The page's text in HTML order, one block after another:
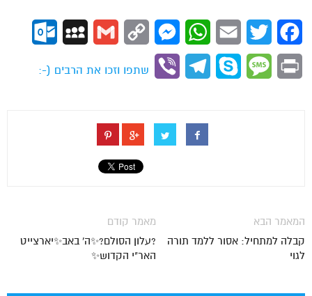
Facebook
Twitter
Email
WhatsApp
Messenger
Copy
Gmail
MySpace
Print
Message
Skype
Telegram
Viber
שתפו וזכו את הרבים (-:
מאמר קודם
?עלון הסולם?✨ה' באב✨יארצייט
האר"י הקדוש✨
המאמר הבא
קבלה למתחיל: אסור ללמד תורה
לגוי